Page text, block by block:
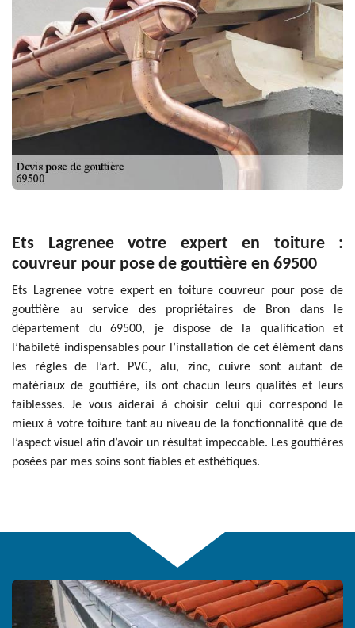
Ets Lagrenee votre expert en toiture :
couvreur pour pose de gouttière en 69500
Ets Lagrenee votre expert en toiture couvreur pour pose de
gouttière au service des propriétaires de Bron dans le
département du 69500, je dispose de la qualification et
l’habileté indispensables pour l’installation de cet élément dans
les règles de l’art. PVC, alu, zinc, cuivre sont autant de
matériaux de gouttière, ils ont chacun leurs qualités et leurs
faiblesses. Je vous aiderai à choisir celui qui correspond le
mieux à votre toiture tant au niveau de la fonctionnalité que de
l’aspect visuel afin d’avoir un résultat impeccable. Les gouttières
posées par mes soins sont fiables et esthétiques.